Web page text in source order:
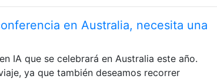
en Australia, necesita una
IA que se celebrará en Australia este año.
ya que también deseamos recorrer